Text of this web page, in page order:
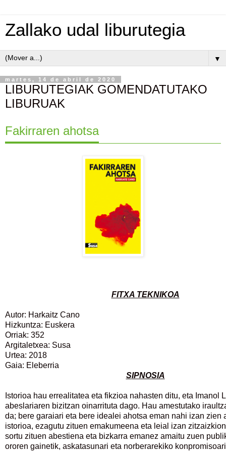
Zallako udal liburutegia
▼
martes, 14 de abril de 2020
LIBURUTEGIAK GOMENDATUTAKO
LIBURUAK
Fakirraren ahotsa
FITXA TEKNIKOA
Autor: Harkaitz Cano
Hizkuntza: Euskera
Orriak: 352
Argitaletxea: Susa
Urtea: 2018
Gaia: Eleberria
SIPNOSIA
Istorioa hau errealitatea eta fikzioa nahasten ditu, eta Imanol
abeslariaren bizitzan oinarrituta dago. Hau amestutako
da; bere garaiari eta bere idealei ahotsa eman nahi izan zien
istorioa, ezagutu zituen emakumeena eta leial izan
sortu zituen abestiena eta bizkarra emanez amaitu zuen
ororen gainetik, askatasunari eta norberarekiko